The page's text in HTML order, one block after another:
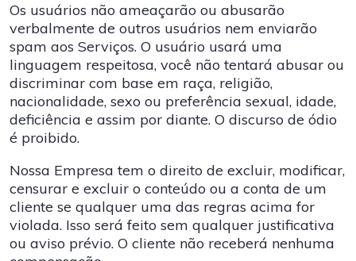
Os usuários não ameaçarão ou abusarão
verbalmente de outros usuários nem enviarão
spam aos Serviços. O usuário usará uma
linguagem respeitosa, você não tentará abusar ou
discriminar com base em raça, religião,
nacionalidade, sexo ou preferência sexual, idade,
deficiência e assim por diante. O discurso de ódio
é proibido.
Nossa Empresa tem o direito de excluir, modificar,
censurar e excluir o conteúdo ou a conta de um
cliente se qualquer uma das regras acima for
violada. Isso será feito sem qualquer justificativa
ou aviso prévio. O cliente não receberá nenhuma